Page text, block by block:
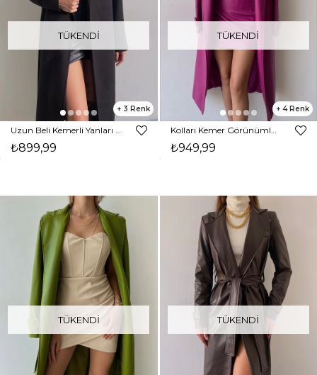
TÜKENDI
3
₺899,99
TÜKENDI
4
₺949,99
TÜKENDI TÜKENDI